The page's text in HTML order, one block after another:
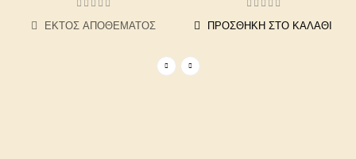
ΕΚΤΌΣ ΑΠΟΘΈΜΑΤΟΣ ΠΡΟΣΘΉΚΗ ΣΤΟ ΚΑΛΆΘΙ